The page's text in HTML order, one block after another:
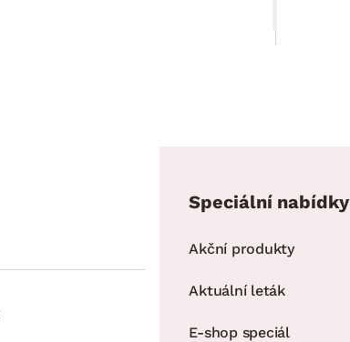
Speciální nabídky
Akční produkty
Aktuální leták
E-shop speciál